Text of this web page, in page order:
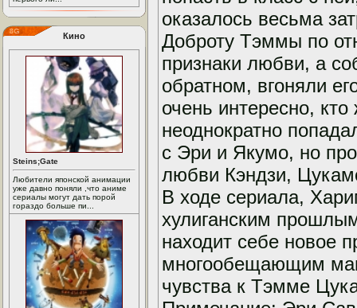
Кино
Steins;Gate
Любители японской анимации
уже давно поняли ,что аниме
сериалы могут дать порой
гораздо больше пи...
оказалось весьма
Доброту Тэммы по
признаки любви, а
обратном, вгоняли
очень интересно,
неоднократно
с Эри и Якумо, но
любви Кэндзи,
В ходе сериала,
хулиганским
находит себе новое
многообещающим
чувства к Тэмме